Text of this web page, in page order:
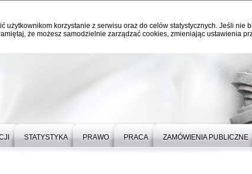
użytkownikom korzystanie z serwisu oraz do celów statystycznych. Jeśli nie
że możesz samodzielnie zarządzać cookies, zmieniając ustawienia
STATYSTYKA PRAWO PRACA ZAMÓWIENIA PUBLICZNE